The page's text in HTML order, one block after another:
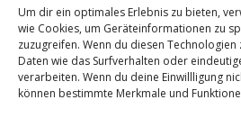
Um dir ein optimales Erlebnis zu bieten,
wie Cookies, um Geräteinformationen zu
zuzugreifen. Wenn du diesen
Daten wie das Surfverhalten oder
verarbeiten. Wenn du deine Einwillligung
können bestimmte Merkmale und
–
globalem